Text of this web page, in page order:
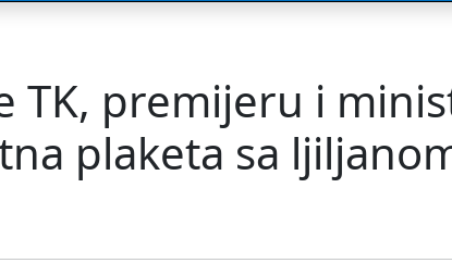
TK, premijeru i
plaketa sa